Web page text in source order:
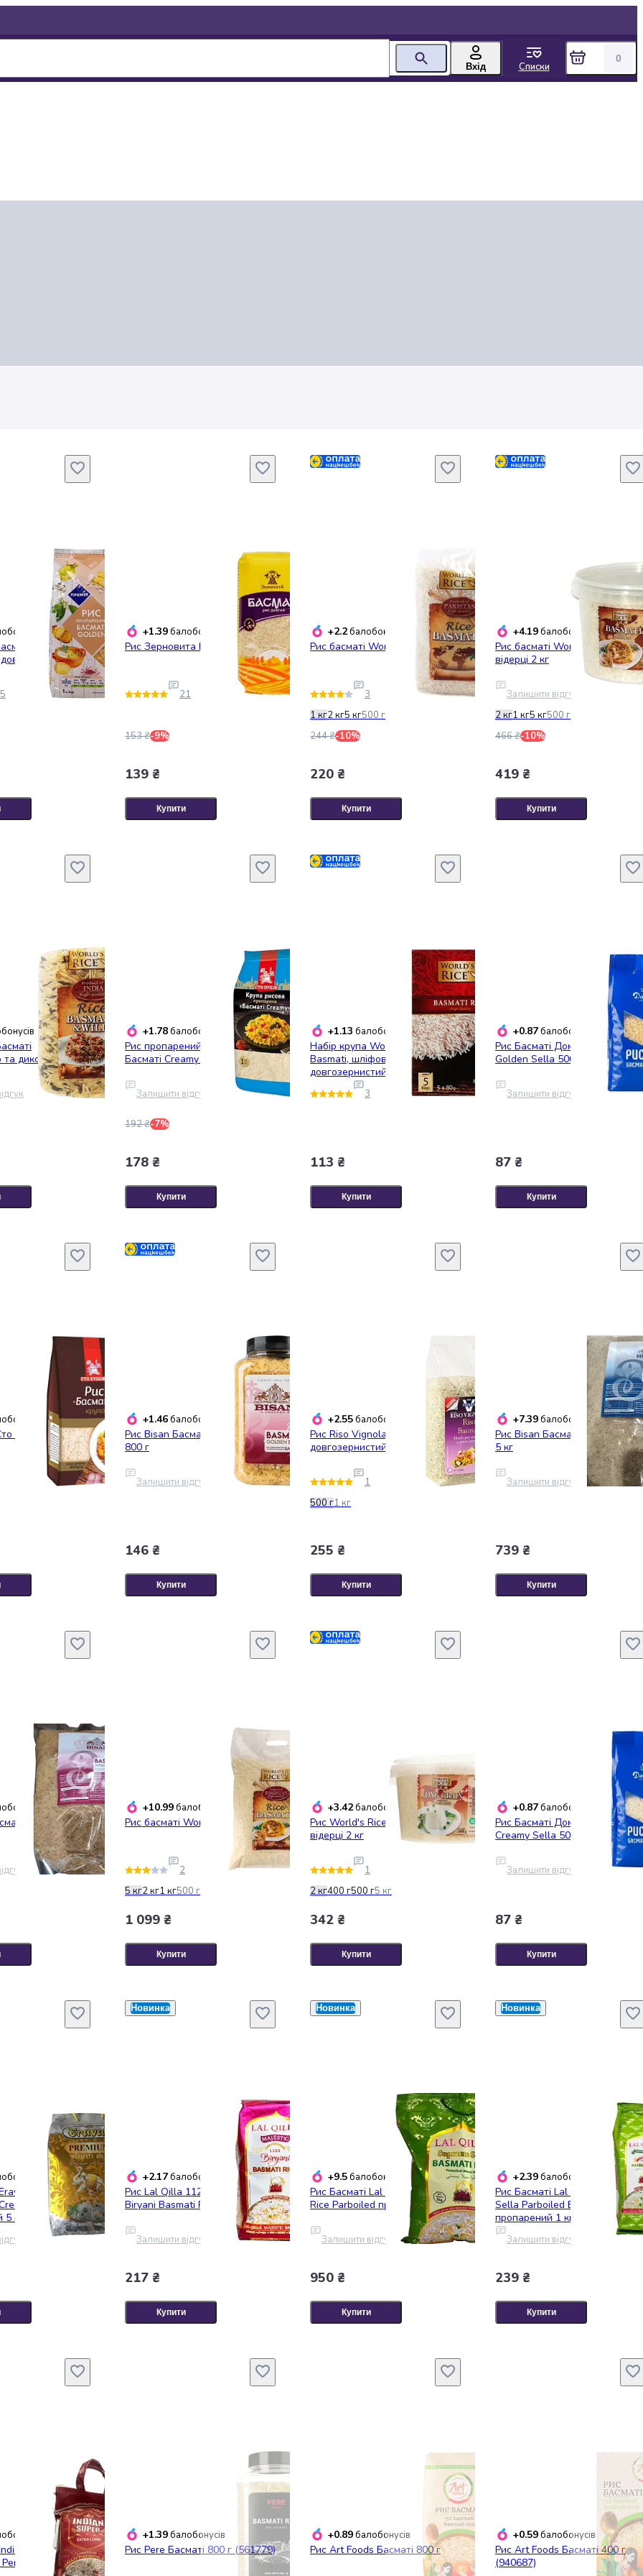
Вхід Списки
0
Golden
1
+1.39балобонусів
Рис Зерновита Басматі, 1 кг
21
153 ₴-9%
139 ₴
Купити
+2.2балобонусів
Рис басматі World's Rice 1 кг
3
1 кг2 кг5 кг500 г
244 ₴-10%
220 ₴
Купити
+4.19балобонусів
Рис басматі World's Rice у
відерці 2 кг
Залишити відгук
2 кг1 кг5 кг500 г
466 ₴-10%
419 ₴
Купити
та дикого World's
+1.78балобонусів
Рис пропарений Сто пудів
Басматі Creamy 1 кг
Залишити відгук
192 ₴-7%
178 ₴
Купити
+1.13 балобонусів
Набір крупа World's Rice
Basmati, шліфований,
довгозернистий, 80 г, 5 шт.
3
113 ₴
Купити
+0.87балобонусів
Рис Басматі Домашні продукти
Golden Sella 500 г
Залишити відгук
87 ₴
Купити
пудів Басматі
+1.46балобонусів
Рис Bisan Басматі Golden Sella
800 г
Залишити відгук
146 ₴
Купити
+2.55балобонусів
Рис Riso Vignola басматі
довгозернистий, 500 г
1
500 г1 кг
255 ₴
Купити
+7.39балобонусів
Рис Bisan Басматі Creamy Sella
5 кг
Залишити відгук
739 ₴
Купити
Golden Sella
+10.99балобонусів
Рис басматі World's Rice 5 кг
2
5 кг2 кг1 кг500 г
1 099 ₴
Купити
+3.42балобонусів
Рис World's Rice Long grain у
відерці 2 кг
1
2 кг400 г500 г5 кг
342 ₴
Купити
+0.87балобонусів
Рис Басматі Домашні продукти
Creamy Sella 500 г
Залишити відгук
87 ₴
Купити
Premium
Sella
кг
Новинка
+2.17балобонусів
Рис Lal Qilla 1121 Majestic
Biryani Basmati Rice XXXL 1 кг
Залишити відгук
217 ₴
Купити
Новинка
+9.5балобонусів
Рис Басматі Lal Qilla Basmati
Rice Parboiled пропарений 5 кг
Залишити відгук
950 ₴
Купити
Новинка
+2.39балобонусів
Рис Басматі Lal Qilla Supreme
Sella Parboiled Basmati Rice
пропарений 1 кг
Залишити відгук
239 ₴
Купити
Super Extra
Rice 2 кг
+1.39балобонусів
Рис Pere Басматі 800 г (561779)
+0.89балобонусів
Рис Art Foods Басматі 800 г
+0.59балобонусів
Рис Art Foods Басматі 400 г
(940687)